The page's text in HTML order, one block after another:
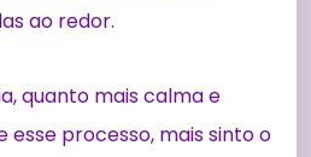
ao redor.
quanto mais calma e
processo, mais sinto o